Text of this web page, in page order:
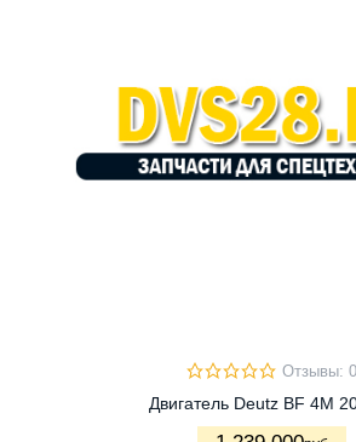
Отзывы: 0
Двигатель Deutz BF 4M